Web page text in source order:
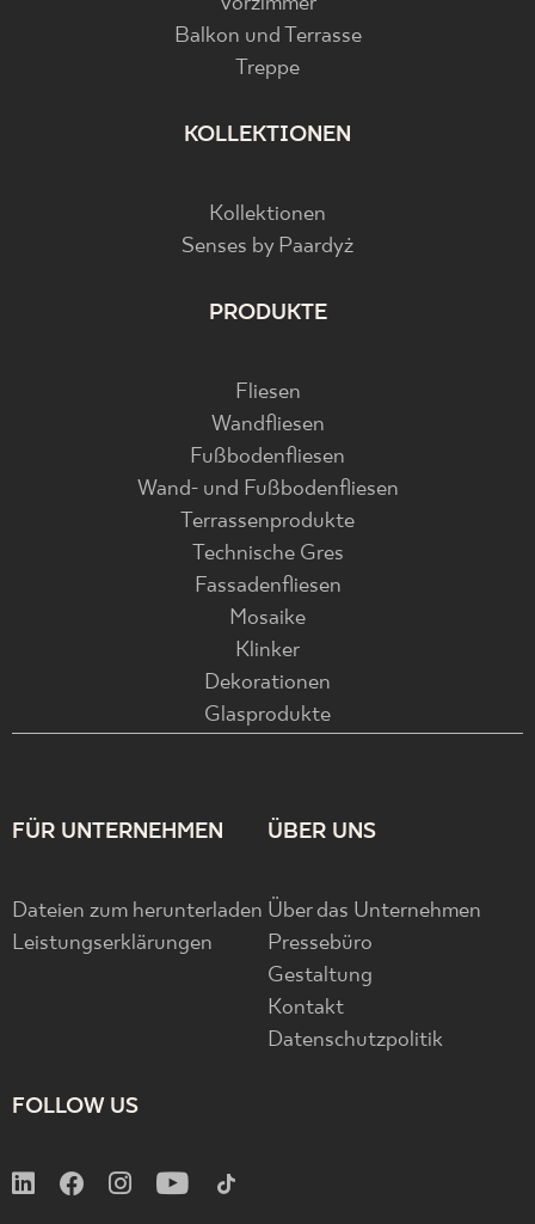
Balkon und Terrasse
Treppe
KOLLEKTIONEN
Kollektionen
Senses by Paardyż
PRODUKTE
Fliesen
Wandfliesen
Fußbodenfliesen
Wand- und Fußbodenfliesen
Terrassenprodukte
Technische Gres
Fassadenfliesen
Mosaike
Klinker
Dekorationen
Glasprodukte
FÜR UNTERNEHMEN
Dateien zum herunterladen
Leistungserklärungen
ÜBER UNS
Über das Unternehmen
Pressebüro
Gestaltung
Kontakt
Datenschutzpolitik
FOLLOW US